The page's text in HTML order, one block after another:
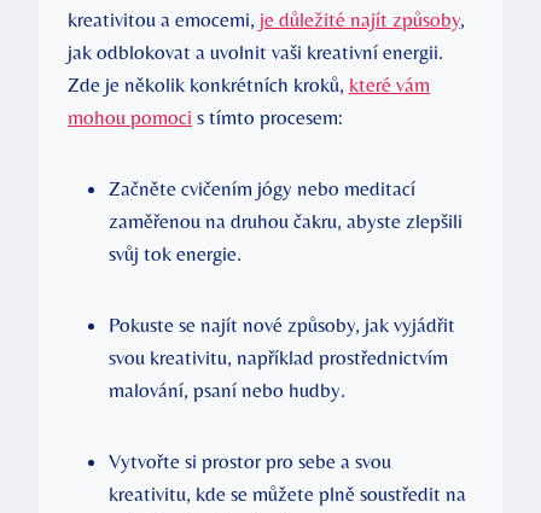
kreativitou‍ a emocemi, ⁢ je důležité najít způsoby,
jak⁢ odblokovat ‌a uvolnit ⁤vaši​ kreativní energii.
Zde je několik⁢ konkrétních kroků, které ​vám
mohou pomoci s​ tímto procesem:
Začněte cvičením⁢ jógy nebo meditací‍
zaměřenou na druhou čakru, abyste zlepšili
svůj tok energie.
Pokuste‌ se​ najít nové způsoby, jak vyjádřit
svou kreativitu, například prostřednictvím
malování, psaní nebo ⁣hudby.
Vytvořte si prostor pro ⁢sebe a svou
kreativitu, kde ⁣se můžete plně soustředit ⁤na